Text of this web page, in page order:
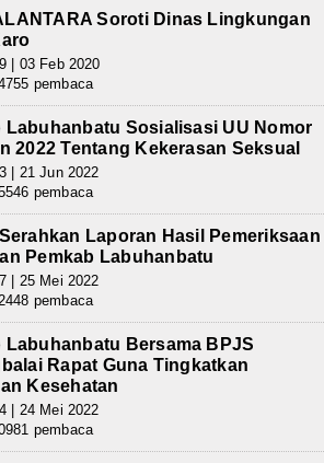
Soroti Dinas Lingkungan
| 03 Feb 2020
pembaca
Labuhanbatu Sosialisasi UU Nomor
2022 Tentang Kekerasan Seksual
| 21 Jun 2022
pembaca
Laporan Hasil Pemeriksaan
Pemkab Labuhanbatu
| 25 Mei 2022
pembaca
Labuhanbatu Bersama BPJS
Rapat Guna Tingkatkan
Kesehatan
| 24 Mei 2022
pembaca